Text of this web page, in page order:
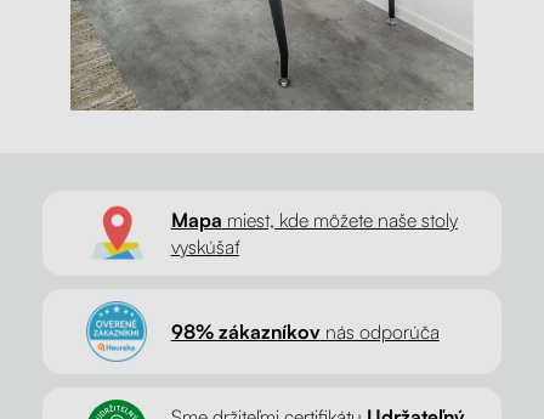
Mapa miest, kde môžete naše stoly
vyskúšať
98% zákazníkovnás odporúča